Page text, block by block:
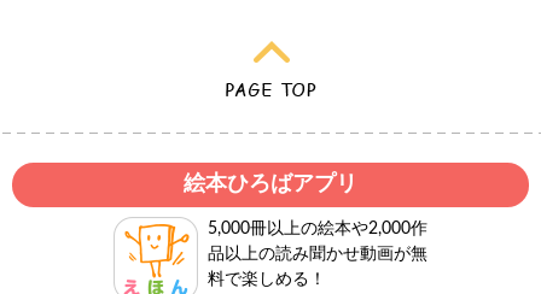
絵本ひろばアプリ
5,000冊以上の絵本や2,000作
品以上の読み聞かせ動画が無
料で楽しめる！